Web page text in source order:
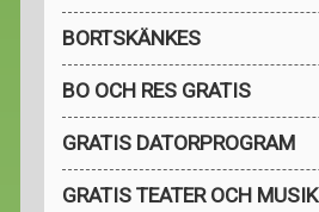
BORTSKÄNKES
BO OCH RES GRATIS
GRATIS DATORPROGRAM
GRATIS TEATER OCH MUSIK